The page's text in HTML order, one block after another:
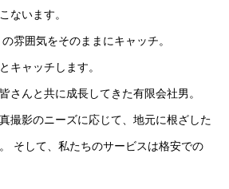
ないます。
雰囲気をそのままにキャッチ。
キャッチします。
さんと共に成長してきた有限会社男。
撮影のニーズに応じて、地元に根ざした
そして、私たちのサービスは格安での